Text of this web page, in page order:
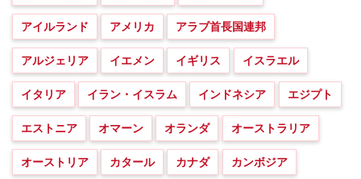
アイルランド アメリカ アラブ首長国連邦
アルジェリア イエメン イギリス イスラエル
イタリア イラン・イスラム インドネシア エジプト
エストニア オマーン オランダ オーストラリア
オーストリア カタール カナダ カンボジア